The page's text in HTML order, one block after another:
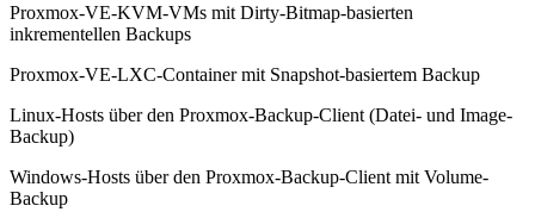
Proxmox-VE-KVM-VMs mit Dirty-Bitmap-basierten
inkrementellen Backups
Proxmox-VE-LXC-Container mit Snapshot-basiertem Backup
Linux-Hosts über den Proxmox-Backup-Client (Datei- und Image-
Backup)
Windows-Hosts über den Proxmox-Backup-Client mit Volume-
Backup